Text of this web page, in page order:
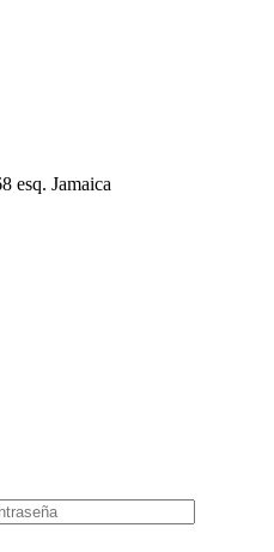
esq. Jamaica